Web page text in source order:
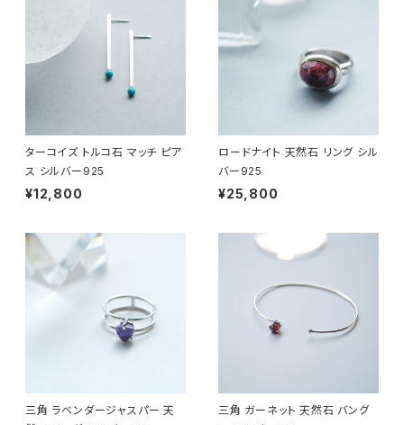
ターコイズ トルコ石 マッチ ピア
ス シルバー925
¥12,800
ロードナイト 天然石 リング シル
バー925
¥25,800
三角 ラベンダージャスパー 天
三角 ガーネット 天然石 バング